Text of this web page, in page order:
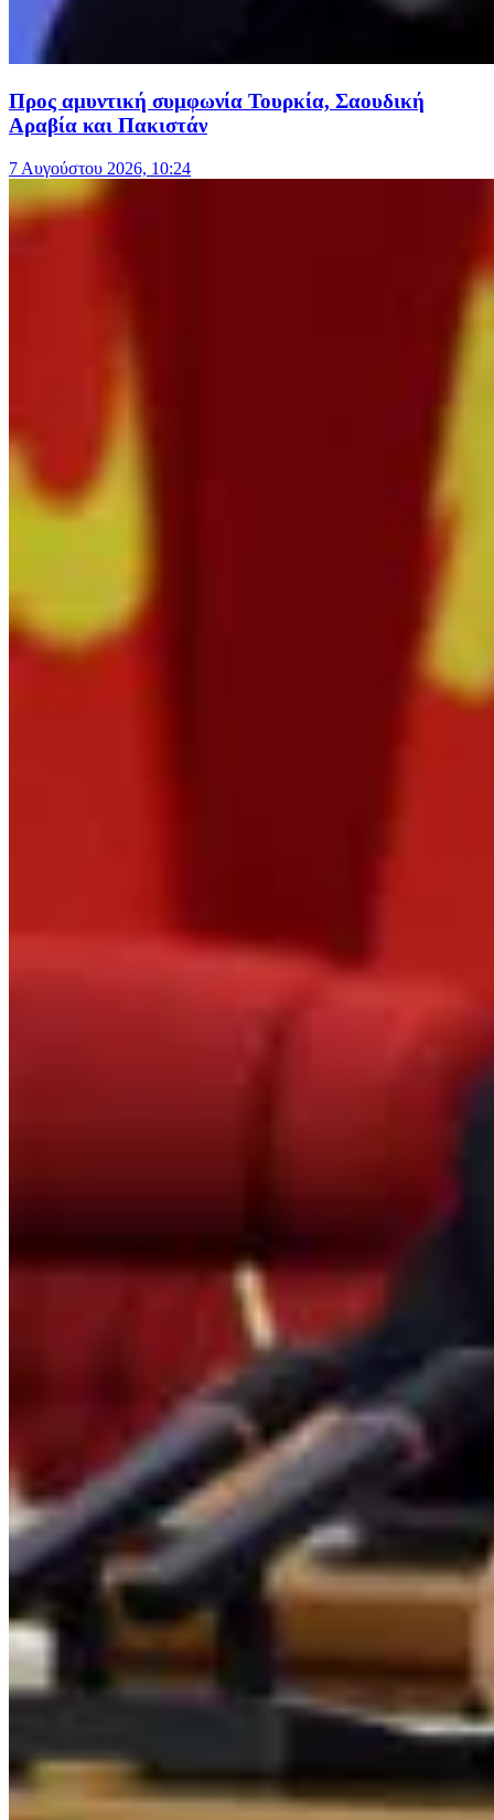
Προς αμυντική συμφωνία Τουρκία, Σαουδική
Αραβία και Πακιστάν
7 Αυγούστου 2026, 10:24